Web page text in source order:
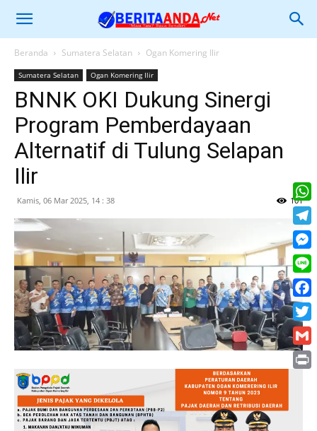
Beranda Sumatera Selatan Ogan Komering Ilir
Sumatera Selatan Ogan Komering Ilir
BNNK OKI Dukung Sinergi
Program Pemberdayaan
Alternatif di Tulung Selapan
Ilir
Kamis, 06 Mar 2025, 14 : 38 101
Line